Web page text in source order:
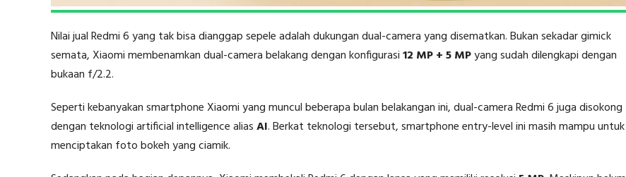
Nilai jual Redmi 6 yang tak bisa dianggap sepele adalah dukungan dual-camera yang disematkan. Bukan sekadar gimick
semata, Xiaomi membenamkan dual-camera belakang dengan konfigurasi12 MP + 5 MPyang sudah dilengkapi dengan
bukaan f/2.2.
Seperti kebanyakan smartphone Xiaomi yang muncul beberapa bulan belakangan ini, dual-camera Redmi 6 juga disokong
dengan teknologi artificial intelligence aliasAI. Berkat teknologi tersebut, smartphone entry-level ini masih mampu untuk
menciptakan foto bokeh yang ciamik.